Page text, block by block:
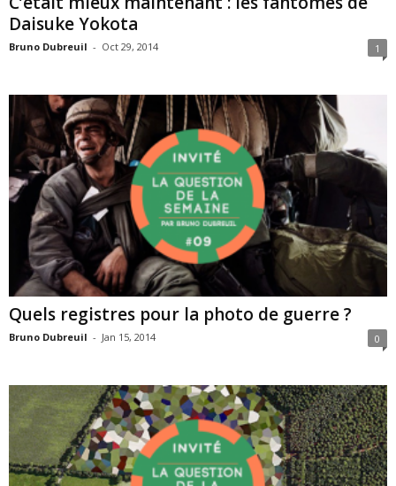
Daisuke Yokota
Bruno Dubreuil - Oct 29, 2014 1
Quels registres pour la photo de guerre ?
Bruno Dubreuil - Jan 15, 2014 0